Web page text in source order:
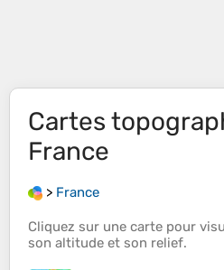
Cartes
France
> France
Cliquez sur une carte pour
son altitude et son relief.